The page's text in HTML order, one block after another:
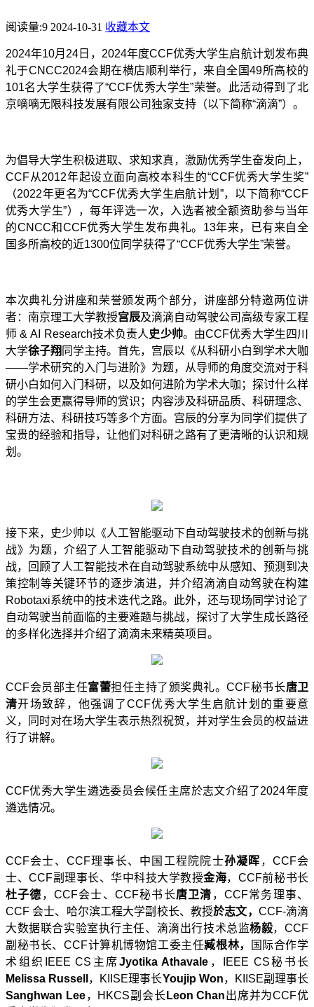
阅读量:9 2024-10-31 收藏本文
2024年10月 24 日， 2024年度CCF优秀大学生启航计划发布典
礼于CNCC2024会期在横店顺利举行， 来自全国49所高校的
101名大学生获得了“CCF优秀大学生”荣誉。此活动得到了北
京嘀嘀无限科技发展有限公司独家支持（以下简称“滴滴”）。
为倡导大学生积极进取、求知求真，激励优秀学生奋发向上，
CCF从2012年起设立面向高校本科生的“CCF优秀大学生奖”
（2022年更名为“CCF优秀大学生启航计划 ”，以下简称“CCF
优秀大学生”），每年评选一次，入选者被全额资助参与当年
的CNCC和CCF优秀大学生发布典礼。 13年来，已有来自全
国多所高校的近1300位同学获得了“CCF优秀大学生”荣誉。
本次典礼分讲座和荣誉颁发两个部分，讲座部分特邀两位讲
者： 南京理工大学教授宫辰及滴滴自动驾驶公司高级专家工程
师 & AI Research技术负责人 史少帅。由CCF优秀大学生四川
大学徐子翔 同学主持。首先，宫辰以《从科研小白到学术大咖
——学术研究的入门与进阶》为题，从导师的角度交流对于科
研小白如何入门科研，以及如何进阶为学术大咖；探讨什么样
的学生会更赢得导师的赏识；内容涉及科研品质、科研理念、
科研方法、科研技巧等多个方面。宫辰的分享为同学们提供了
宝贵的经验和指导，让他们对科研之路有了更清晰的认识和规
划。
接下来，史少帅以《人工智能驱动下自动驾驶技术的创新与挑
战》为题，介绍了人工智能驱动下自动驾驶技术的创新与挑
战，回顾了人工智能技术在自动驾驶系统中从感知、预测到决
策控制等关键环节的逐步演进，并介绍滴滴自动驾驶在构建
Robotaxi系统中的技术迭代之路。此外，还与现场同学讨论了
自动驾驶当前面临的主要难题与挑战，探讨了大学生成长路径
的多样化选择并介绍了滴滴未来精英项目。
CCF会员部主任富蕾担任主持了颁奖典礼。CCF秘书长唐卫
清开场致辞，他强调了CCF优秀大学生启航计划的重要意
义，
同时对在场大学生表示热烈祝贺，并对学生会员的权益进
行了讲解。
CCF优秀大学生遴选委员会候任主席於志文介绍了2024年度
遴选情况。
CCF会士、 CCF理事长、中国工程院院士孙凝晖 ， CCF会
士、CCF副理事长、华中科技大学教授金海， CCF前秘书长
杜子德 ， CCF会士、 CCF秘书长唐卫清 ， CCF常务理事、
CCF 会士、哈尔滨工程大学副校长、教授於志文， CCF-滴滴
大数据联合实验室执行主任、 滴滴出行技术总监杨毅，CCF
副秘书长、 CCF计算机博物馆工委主任臧根林，
国际合作学
术组织 IEEE CS 主席Jyotika Athavale ， IEEE CS秘书长
Melissa Russell ， KIISE理事长Youjip Won， KIISE副 理事长
Sanghwan Lee， HKCS副 会长 Leon Chan出席并为CCF优